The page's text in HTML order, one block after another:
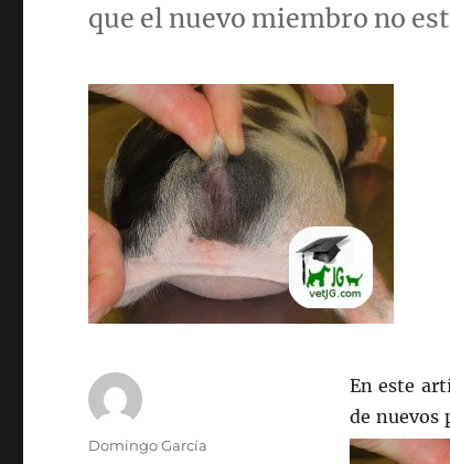
que el nuevo miembro no
En este
de nuevos
Autor
Domingo García